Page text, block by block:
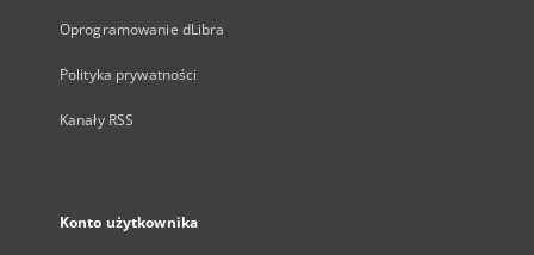
Oprogramowanie dLibra
Polityka prywatności
Kanały RSS
Konto użytkownika